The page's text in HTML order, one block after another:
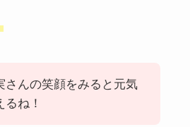
さんの笑顔をみると元気
るね！